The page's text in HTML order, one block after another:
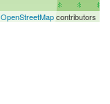
OpenStreetMapcontributors